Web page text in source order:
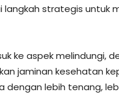
langkah strategis untuk
ke aspek melindungi,
jaminan kesehatan
dengan lebih tenang,